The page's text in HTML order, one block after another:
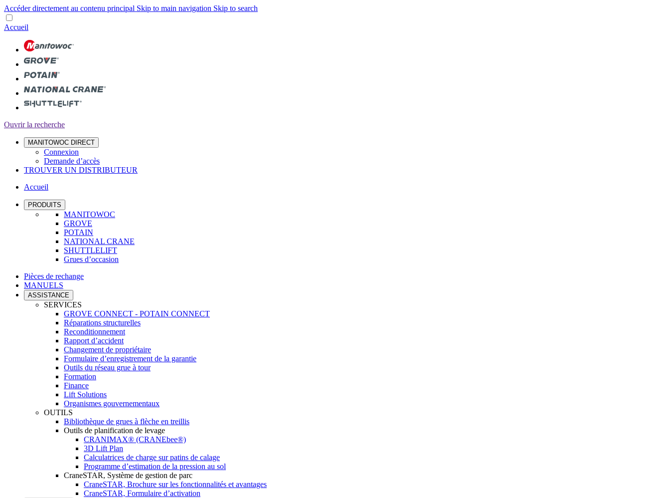
Accéder directement au contenu principal Skip to main navigation Skip to search
Accueil
Ouvrir la recherche
MANITOWOC DIRECT
Connexion
Demande d’accès
TROUVER UN DISTRIBUTEUR
Accueil
PRODUITS
MANITOWOC
GROVE
POTAIN
NATIONAL CRANE
SHUTTLELIFT
Grues d’occasion
Pièces de rechange
MANUELS
ASSISTANCE
SERVICES
GROVE CONNECT - POTAIN CONNECT
Réparations structurelles
Reconditionnement
Rapport d’accident
Changement de propriétaire
Formulaire d’enregistrement de la garantie
Outils du réseau grue à tour
Formation
Finance
Lift Solutions
Organismes gouvernementaux
OUTILS
Bibliothèque de grues à flèche en treillis
Outils de planification de levage
CRANIMAX® (CRANEbee®)
3D Lift Plan
Calculatrices de charge sur patins de calage
Programme d’estimation de la pression au sol
CraneSTAR, Système de gestion de parc
CraneSTAR, Brochure sur les fonctionnalités et avantages
CraneSTAR, Formulaire d’activation